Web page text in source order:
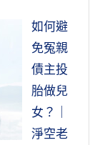
血，這個時
他的悟門。
師他開悟的
千七百則公
以不同的
我們六根接
老病死的問
理論方
夜跑掉了。
有向父母提
從這樣來
去逃？肯定
非常感人，
表現。
祝大家福
的背景各方
在這個生活
聽經，挑他
親，自己再
多很多它的
難理解。
給她說明她
她母親，所
一夜，忽見
據我們淨老
亂，有定
她在給定自
他，你應該
得到超度，
一味的悲哀
開始吃一
薩。登地就
。我們一般
十地，十地
的菩薩已經
，那個福
登地菩薩是
漏盡通就是
。這裡講六
六種神通。
情況。在六
想非非想
界，他都沒
，『嗟
『夫子嘗野
感嘆，過去
勇粗魯，子
以孔子在
會跟他去
如何避
免冤親
債主投
胎做兒
女？｜
淨空老